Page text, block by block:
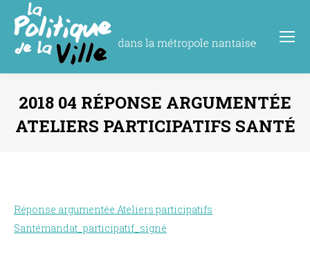
2018 04 RÉPONSE ARGUMENTÉE
ATELIERS PARTICIPATIFS SANTÉ
Réponse argumentée Ateliers participatifs
Santémandat_participatif_signé